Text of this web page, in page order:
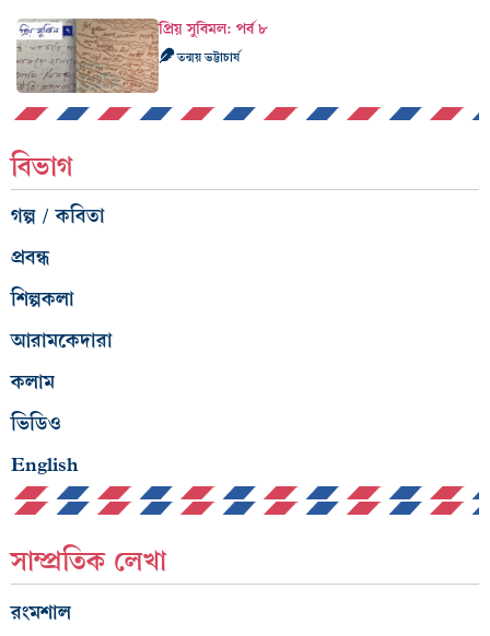
প্রিয় সুবিমল: পর্ব ৮
তন্ময় ভট্টাচার্য
বিভাগ
গল্প / কবিতা
প্রবন্ধ
শিল্পকলা
আরামকেদারা
কলাম
ভিডিও
English
সাম্প্রতিক লেখা
রংমশাল